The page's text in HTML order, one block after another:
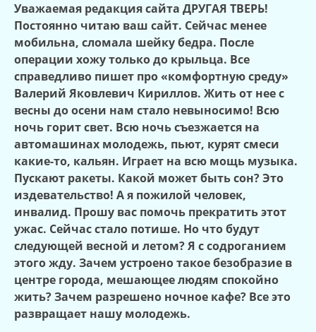
Уважаемая редакция сайта ДРУГАЯ ТВЕРЬ!
Постоянно читаю ваш сайт. Сейчас менее
мобильна, сломала шейку бедра. После
операции хожу только до крыльца. Все
справедливо пишет про «комфортную среду»
Валерий Яковлевич Кириллов. Жить от нее с
весны до осени нам стало невыносимо! Всю
ночь горит свет. Всю ночь съезжается на
автомашинах молодежь, пьют, курят смеси
какие-то, кальян. Играет на всю мощь музыка.
Пускают ракеты. Какой может быть сон? Это
издевательство! А я пожилой человек,
инвалид. Прошу вас помочь прекратить этот
ужас. Сейчас стало потише. Но что будут
следующей весной и летом? Я с содроганием
этого жду. Зачем устроено такое безобразие в
центре города, мешающее людям спокойно
жить? Зачем разрешено ночное кафе? Все это
развращает нашу молодежь.